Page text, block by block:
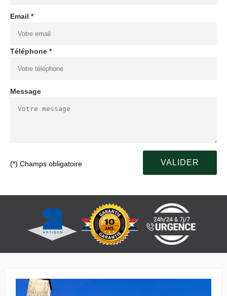
Email *
Téléphone *
Message
(*) Champs obligatoire